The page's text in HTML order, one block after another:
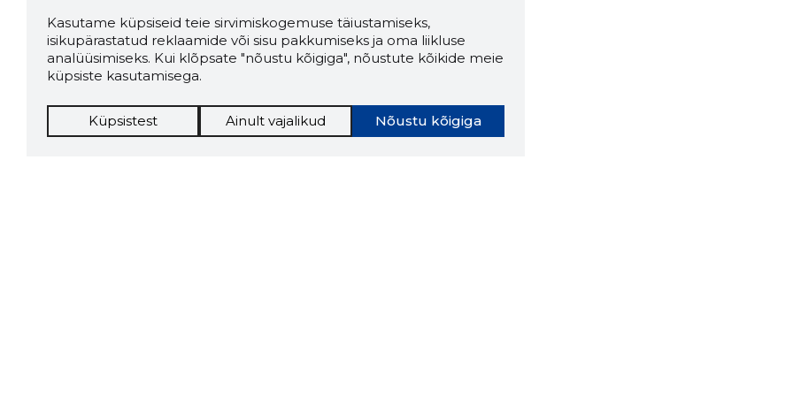
Kasutame küpsiseid teie sirvimiskogemuse täiustamiseks,
isikupärastatud reklaamide või sisu pakkumiseks ja oma liikluse
analüüsimiseks. Kui klõpsate "nõustu kõigiga", nõustute kõikide meie
küpsiste kasutamisega.
Nõustu kõigiga
Küpsistest Ainult vajalikud